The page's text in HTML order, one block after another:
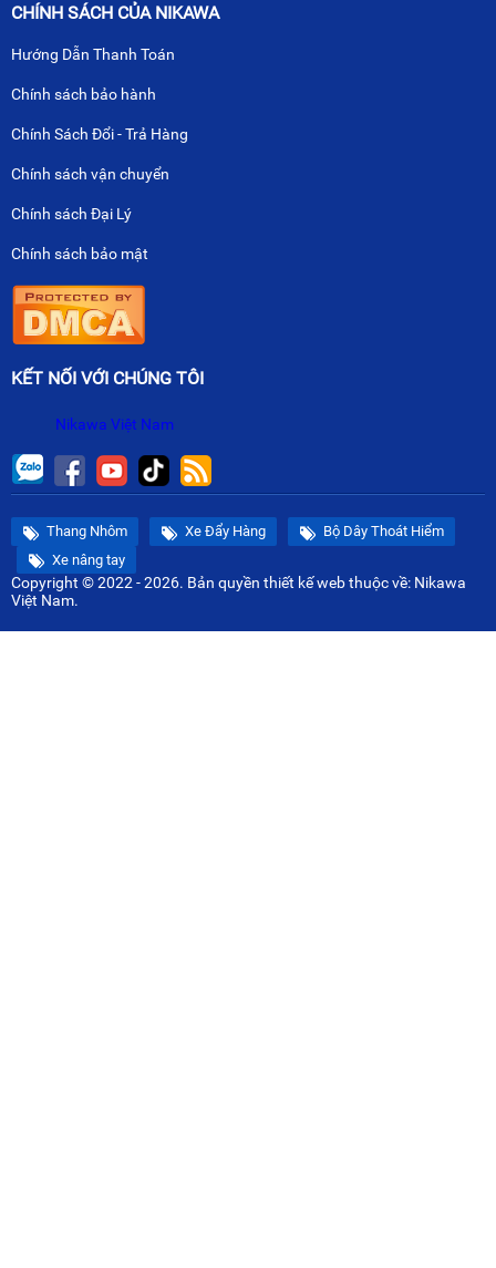
CHÍNH SÁCH CỦA NIKAWA
Hướng Dẫn Thanh Toán
Chính sách bảo hành
Chính Sách Đổi - Trả Hàng
Chính sách vận chuyển
Chính sách Đại Lý
Chính sách bảo mật
KẾT NỐI VỚI CHÚNG TÔI
Nikawa Việt Nam
Thang Nhôm Xe Đẩy Hàng
Bộ Dây Thoát Hiểm
Xe nâng tay
Copyright © 2022 - 2026. Bản quyền thiết kế webthuộc về: Nikawa
Việt Nam.